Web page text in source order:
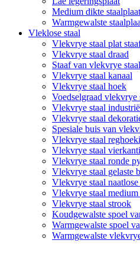
Medium dikte staalplaat
Warmgewalste
Vleklose staal
Vlekvrye staal plat
Vlekvrye staal draad
Staaf van vlekvrye staal
Vlekvrye staal kanaal
Vlekvrye staal hoek
Voedselgraad vlekvrye
Vlekvrye staal
Vlekvrye staal
Spesiale buis van
Vlekvrye staal
Vlekvrye staal
Vlekvrye staal ronde
Vlekvrye staal gelaste
Vlekvrye staal
Vlekvrye staal
Vlekvrye staal strook
Koudgewalste spoel
Warmgewalste spoel
Warmgewalste